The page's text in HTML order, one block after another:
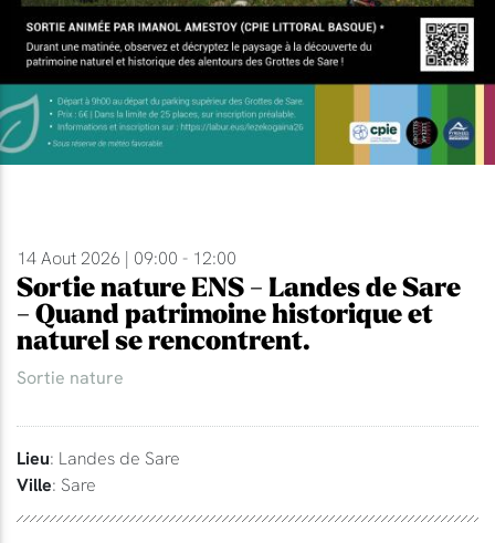
14 Aout 2026 | 09:00 - 12:00
Sortie nature ENS - Landes de Sare
- Quand patrimoine historique et
naturel se rencontrent.
Sortie nature
Lieu: Landes de Sare
Ville: Sare